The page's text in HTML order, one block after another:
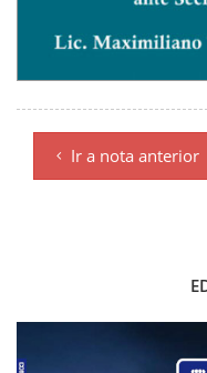
Ir a nota anterior